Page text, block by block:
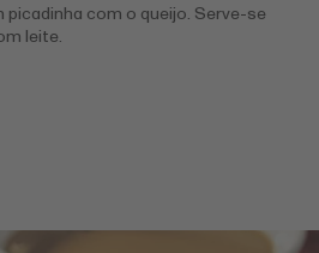
com o queijo. Serve-se
leite.